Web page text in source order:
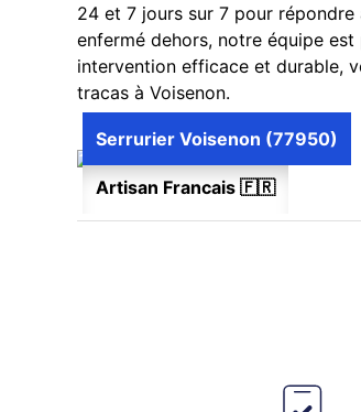
24 et 7 jours sur 7 pour
enfermé dehors, notre équipe
intervention efficace et durable,
tracas à Voisenon.
Artisan Francais 🇫🇷
Serrurier Voisenon (77950)